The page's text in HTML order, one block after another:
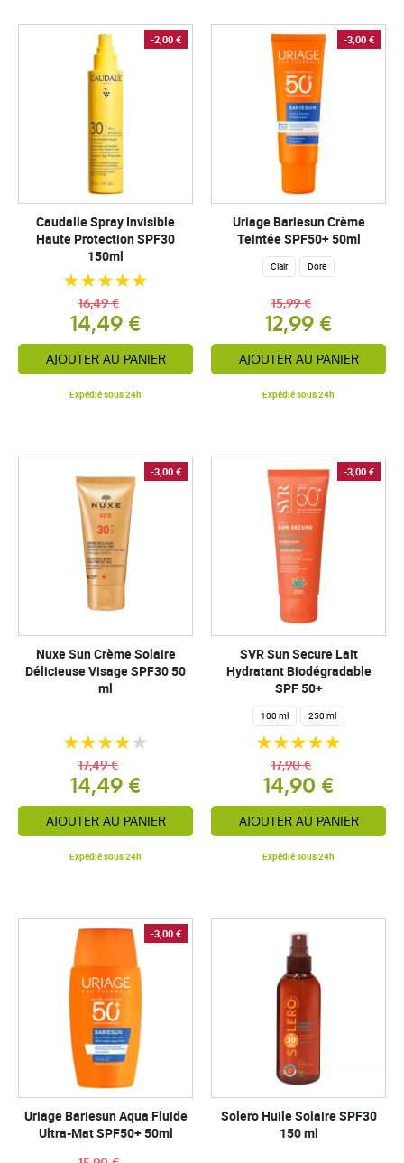
-2,00 €
Caudalie Spray Invisible
Haute Protection SPF30
150ml
14,49 €
16,49 €
AJOUTER AU PANIER
Expédié sous 24h
-3,00 €
Uriage Bariesun Crème
Teintée SPF50+ 50ml
Clair Doré
12,99 €
15,99 €
AJOUTER AU PANIER
Expédié sous 24h
-3,00 €
Nuxe Sun Crème Solaire
Délicieuse Visage SPF30 50
ml
14,49 €
17,49 €
AJOUTER AU PANIER
Expédié sous 24h
-3,00 €
SVR Sun Secure Lait
Hydratant Biodégradable
SPF 50+
100 ml 250 ml
14,90 €
17,90 €
AJOUTER AU PANIER
Expédié sous 24h
-3,00 €
Uriage Bariesun Aqua Fluide
Ultra-Mat SPF50+ 50ml
Solero Huile Solaire SPF30
150 ml